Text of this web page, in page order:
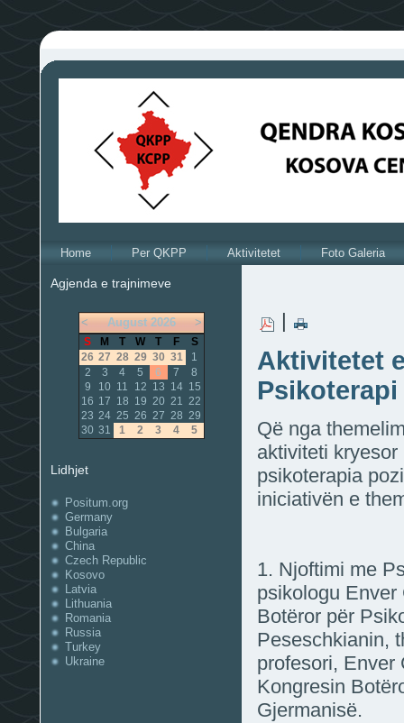
Home Per QKPP Aktivitetet Foto Galeria
Agjenda e trajnimeve
< August 2026 >
S M T W T F
S
26 27 28 29 30 31
1
2
3 4 5 6 7
8
9
10 11 12 13 14 15
16 17 18 19 20 21 22
23 24 25 26 27 28 29
30 31 1 2 3 4 5
Lidhjet
Positum.org
Germany
Bulgaria
China
Czech Republic
Kosovo
Latvia
Lithuania
Romania
Russia
Turkey
Ukraine
|
Aktivitetet
Psikoterapi
Që nga
aktiviteti
psikoterapia
iniciativën e
1. Njoftimi me
psikologu
Botëror për
Peseschkianin,
profesori, Enver
Kongresin
Gjermanisë.